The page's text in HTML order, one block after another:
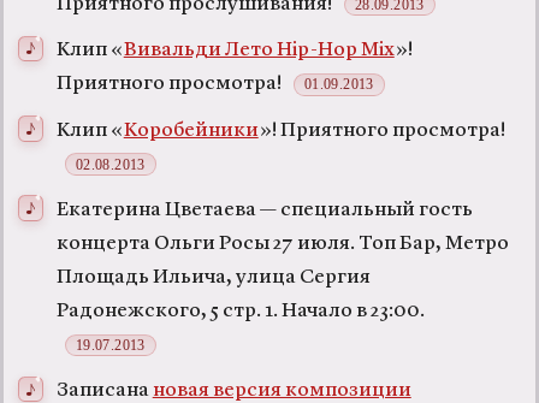
28.09.2013
Клип «Вивальди Лето Hip-Hop Mix»!
Приятного просмотра!
01.09.2013
Клип «Коробейники»! Приятного просмотра!
02.08.2013
Екатерина Цветаева — специальный гость
концерта Ольги Росы 27 июля. Топ Бар, Метро
Площадь Ильича, улица Сергия
Радонежского, 5 стр. 1. Начало в 23:00.
19.07.2013
Записана новая версия композиции